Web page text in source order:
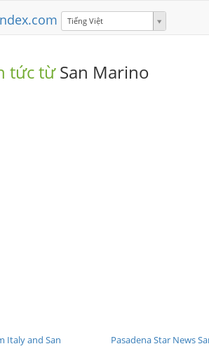
Tiếng Việt
tức từSan Marino
Italy and San
Pasadena Star News